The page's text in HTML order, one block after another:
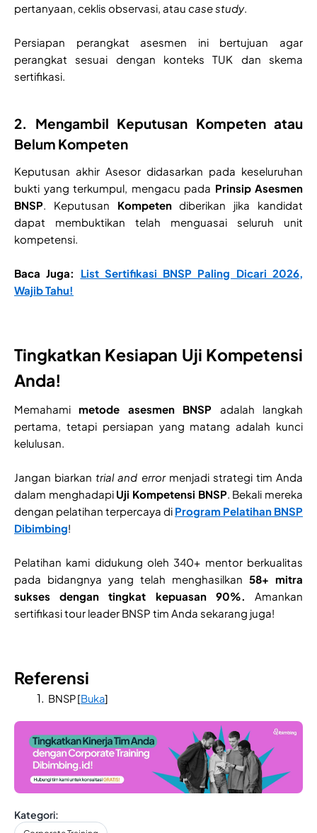
pertanyaan, ceklis observasi, atau case study.
Persiapan perangkat asesmen ini bertujuan agar
perangkat sesuai dengan konteks TUK dan skema
sertifikasi.
2. Mengambil Keputusan Kompeten atau
Belum Kompeten
Keputusan akhir Asesor didasarkan pada keseluruhan
bukti yang terkumpul, mengacu pada Prinsip Asesmen
BNSP . Keputusan Kompetendiberikan jika kandidat
dapat membuktikan telah menguasai seluruh unit
kompetensi.
Baca Juga: List Sertifikasi BNSP Paling Dicari 2026,
Wajib Tahu!
Tingkatkan Kesiapan Uji Kompetensi
Anda!
Memahamimetode asesmen BNSP adalah langkah
pertama, tetapi persiapan yang matang adalah kunci
kelulusan.
Jangan biarkan trial and errormenjadi strategi tim Anda
dalam menghadapi Uji Kompetensi BNSP. Bekali mereka
dengan pelatihan terpercaya di Program Pelatihan BNSP
Dibimbing!
Pelatihan kami didukung oleh 340+ mentor berkualitas
pada bidangnya yang telah menghasilkan 58+ mitra
sukses dengan tingkat kepuasan 90%. Amankan
sertifikasi tour leader BNSP tim Anda sekarang juga!
Referensi
BNSP [Buka]
Kategori: